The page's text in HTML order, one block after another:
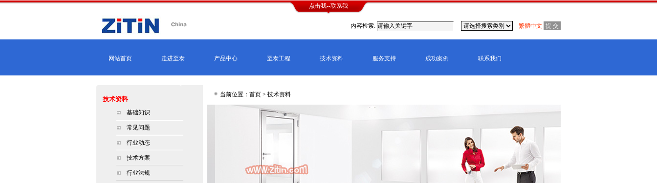
点击我--联系我
内容检索: 繁體中文
网站首页 走进至泰 产品中心 至泰工程 技术资料 服务支持 成功案例 联系我们
技术资料
基础知识
常见问题
行业动态
技术方案
行业法规
当前位置：首页 > 技术资料